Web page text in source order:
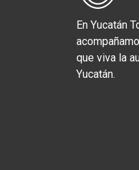
En Yucatán
que viva la
Yucatán.